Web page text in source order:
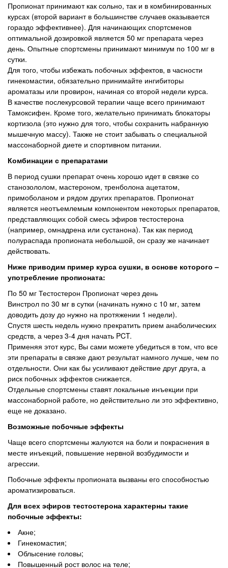
Пропионат принимают как сольно, так и в комбинированных
курсах (второй вариант в большинстве случаев оказывается
гораздо эффективнее). Для начинающих спортсменов
оптимальной дозировкой является 50 мг препарата через
день. Опытные спортсмены принимают минимум по 100 мг в
сутки.
Для того, чтобы избежать побочных эффектов, в часности
гинекомастии, обязательно принимайте ингибиторы
ароматазы или провирон, начиная со второй недели курса.
В качестве послекурсовой терапии чаще всего принимают
Тамоксифен. Кроме того, желательно принимать блокаторы
кортизола (это нужно для того, чтобы сохранить набранную
мышечную массу). Также не стоит забывать о специальной
массонаборной диете и спортивном питании.
Комбинации с препаратами
В период сушки препарат очень хорошо идет в связке со
станозололом, мастероном, тренболона ацетатом,
примоболаном и рядом других препаратов. Пропионат
является неотъемлемым компонентом некоторых препаратов,
представляющих собой смесь эфиров тестостерона
(например, омнадрена или сустанона). Так как период
полураспада пропионата небольшой, он сразу же начинает
действовать.
Ниже приводим пример курса сушки, в основе которого –
употребление пропионата:
По 50 мг Тестостерон Пропионат через день
Винстрол по 30 мг в сутки (начинать нужно с 10 мг, затем
доводить дозу до нужно на протяжении 1 недели).
Спустя шесть недель нужно прекратить прием анаболических
средств, а через 3-4 дня начать PCT.
Применяя этот курс, Вы сами можете убедиться в том, что все
эти препараты в связке дают результат намного лучше, чем по
отдельности. Они как бы усиливают действие друг друга, а
риск побочных эффектов снижается.
Отдельные спортсмены ставят локальные инъекции при
массонаборной работе, но действительно ли это эффективно,
еще не доказано.
Возможные побочные эффекты
Чаще всего спортсмены жалуются на боли и покраснения в
месте инъекций, повышение нервной возбудимости и
агрессии.
Побочные эффекты пропионата вызваны его способностью
ароматизироваться.
Для всех эфиров тестостерона характерны такие
побочные эффекты:
Акне;
Гинекомастия;
Облысение головы;
Повышенный рост волос на теле;